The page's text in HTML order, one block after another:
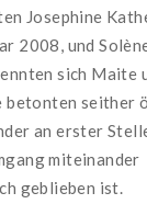
Josephine
2008, und
sich Maite
betonten seither
an erster
miteinander
geblieben ist.